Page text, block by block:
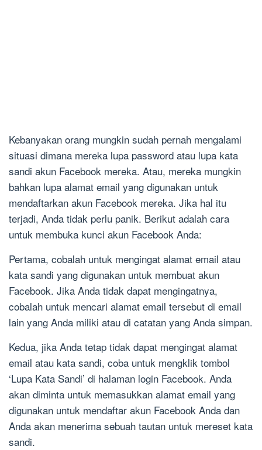
Kebanyakan orang mungkin sudah pernah mengalami
situasi dimana mereka lupa password atau lupa kata
sandi akun Facebook mereka. Atau, mereka mungkin
bahkan lupa alamat email yang digunakan untuk
mendaftarkan akun Facebook mereka. Jika hal itu
terjadi, Anda tidak perlu panik. Berikut adalah cara
untuk membuka kunci akun Facebook Anda:
Pertama, cobalah untuk mengingat alamat email atau
kata sandi yang digunakan untuk membuat akun
Facebook. Jika Anda tidak dapat mengingatnya,
cobalah untuk mencari alamat email tersebut di email
lain yang Anda miliki atau di catatan yang Anda simpan.
Kedua, jika Anda tetap tidak dapat mengingat alamat
email atau kata sandi, coba untuk mengklik tombol
‘Lupa Kata Sandi’ di halaman login Facebook. Anda
akan diminta untuk memasukkan alamat email yang
digunakan untuk mendaftar akun Facebook Anda dan
Anda akan menerima sebuah tautan untuk mereset kata
sandi.